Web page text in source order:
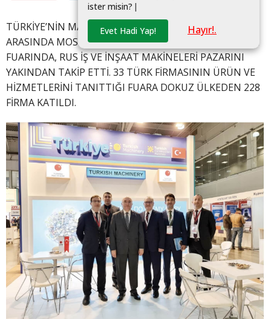
ister misin? |
Evet Hadi Yap! Hayır!.
TÜRKİYE’NİN MAKİNECİLERİ, 24-27 MAYIS TARİHLERİ
ARASINDA MOSKOVA’DA DÜZENLENEN CTT EXPO 2022
FUARINDA, RUS İŞ VE İNŞAAT MAKİNELERİ PAZARINI
YAKINDAN TAKİP ETTİ. 33 TÜRK FİRMASININ ÜRÜN VE
HİZMETLERİNİ TANITTIĞI FUARA DOKUZ ÜLKEDEN 228
FİRMA KATILDI.